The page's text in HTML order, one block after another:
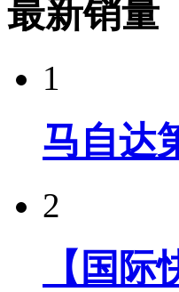
最新销量
1
马自达
2
【国